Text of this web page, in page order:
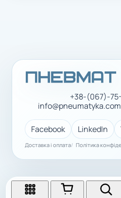
+38-(067)-
Facebook LinkedIn
Доставка і оплата Політика